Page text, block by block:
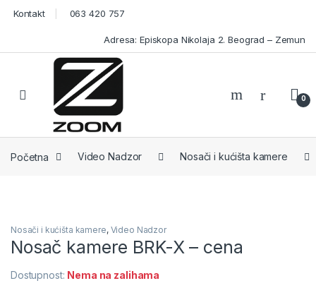
Skip to navigation
Skip to content
Kontakt 063 420 757
Adresa: Episkopa Nikolaja 2. Beograd – Zemun
Open 0
Početna Video Nadzor Nosači i kućišta kamere
Nosači i kućišta kamere, Video Nadzor
Nosač kamere BRK-X – cena
Dostupnost: Nema na zalihama